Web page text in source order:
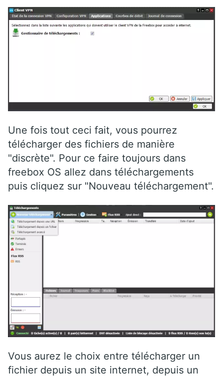
Une fois tout ceci fait, vous pourrez
télécharger des fichiers de manière
"discrète". Pour ce faire toujours dans
freebox OS allez dans téléchargements
puis cliquez sur "Nouveau téléchargement".
Vous aurez le choix entre télécharger un
fichier depuis un site internet, depuis un